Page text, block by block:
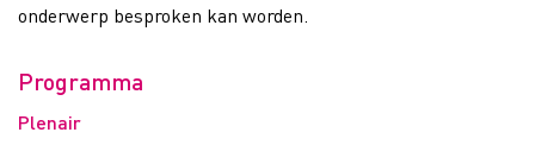
onderwerp besproken kan worden.
Programma
Plenair